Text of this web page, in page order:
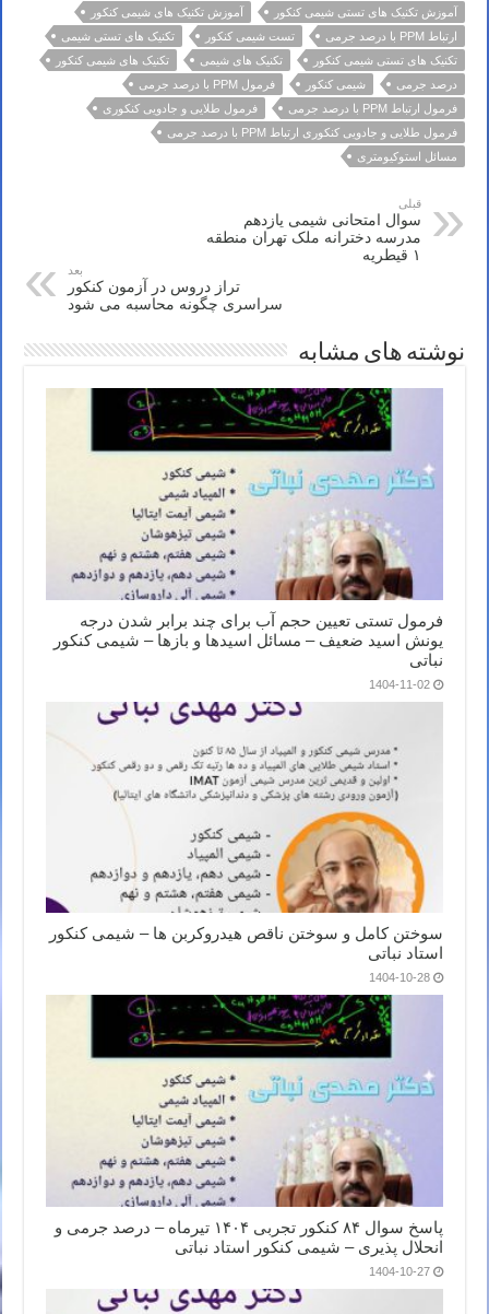
آموزش تکنیک های تستی شیمی کنکور
آموزش تکنیک های شیمی کنکور
ارتباط PPM با درصد جرمی
تست شیمی کنکور
تکنیک های تستی شیمی
تکنیک های تستی شیمی کنکور
تکنیک های شیمی
تکنیک های شیمی کنکور
درصد جرمی
شیمی کنکور
فرمول PPM با درصد جرمی
فرمول ارتباط PPM با درصد جرمی
فرمول طلایی و جادویی کنکوری
فرمول طلایی و جادویی کنکوری ارتباط PPM با درصد جرمی
مسائل استوکیومتری
قبلی
سوال امتحانی شیمی یازدهم
مدرسه دخترانه ملک تهران منطقه
۱ قیطریه
بعد
تراز دروس در آزمون کنکور
سراسری چگونه محاسبه می شود
نوشته های مشابه
فرمول تستی تعیین حجم آب برای چند برابر شدن درجه
یونش اسید ضعیف – مسائل اسیدها و بازها – شیمی کنکور
نباتی
1404-11-02
سوختن کامل و سوختن ناقص هیدروکربن ها – شیمی کنکور
استاد نباتی
1404-10-28
پاسخ سوال ۸۴ کنکور تجربی ۱۴۰۴ تیرماه – درصد جرمی و
انحلال پذیری – شیمی کنکور استاد نباتی
1404-10-27